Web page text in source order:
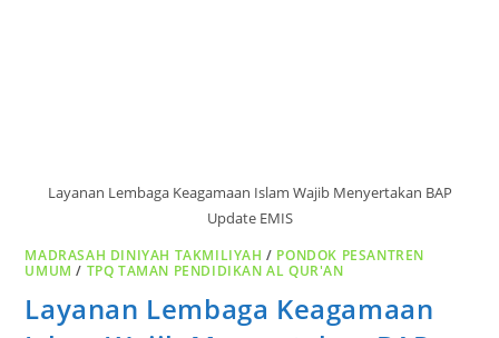
Layanan Lembaga Keagamaan Islam Wajib Menyertakan BAP
Update EMIS
MADRASAH DINIYAH TAKMILIYAH / PONDOK PESANTREN
UMUM / TPQ TAMAN PENDIDIKAN AL QUR'AN
Layanan Lembaga Keagamaan